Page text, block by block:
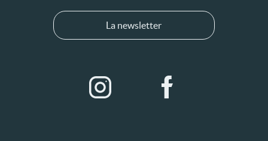
La newsletter